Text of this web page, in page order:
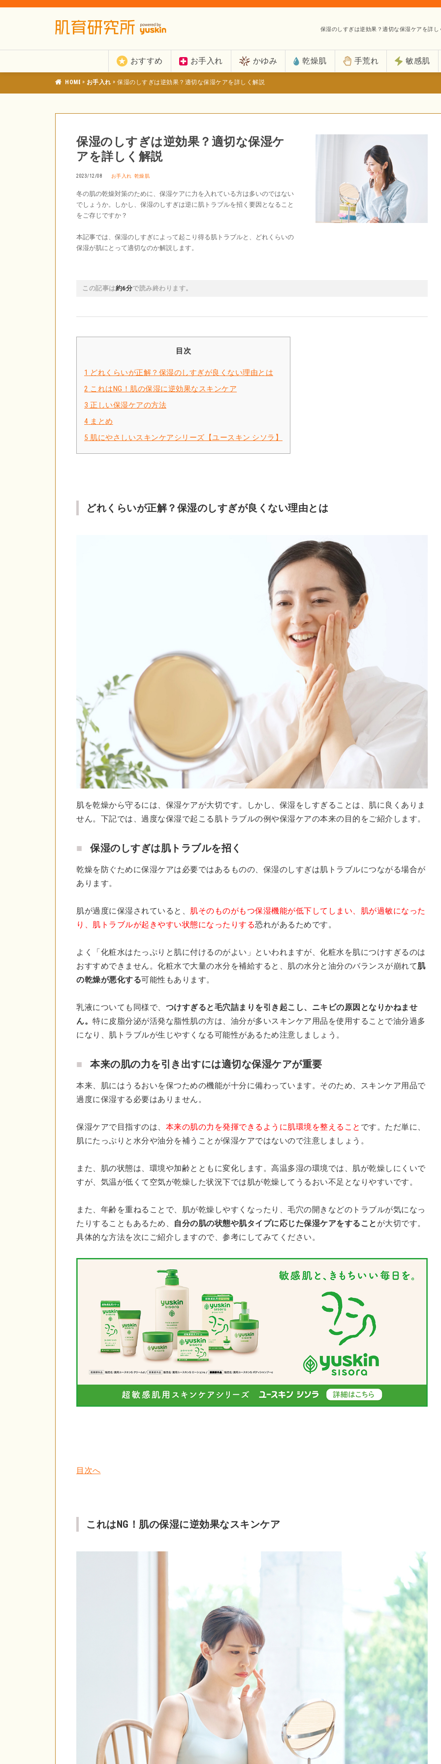
保湿のしすぎは逆効果？適切な保湿ケアを詳し
おすすめ お手入れ かゆみ 乾燥肌 手荒れ 敏感肌
肌育研究所
» お手入れ »保湿のしすぎは逆効果？適切な保湿ケアを詳しく解説
保湿のしすぎは逆効果？適切な保湿ケ
アを詳しく解説
2023/12/08 お手入れ 乾燥肌
冬の肌の乾燥対策のために、保湿ケアに力を入れている方は多いのではない
でしょうか。しかし、保湿のしすぎは逆に肌トラブルを招く要因となること
をご存じですか？
本記事では、保湿のしすぎによって起こり得る肌トラブルと、どれくらいの
保湿が肌にとって適切なのか解説します。
この記事は約6分で読み終わります。
目次
1 どれくらいが正解？保湿のしすぎが良くない理由とは
2 これはNG！肌の保湿に逆効果なスキンケア
3 正しい保湿ケアの方法
4 まとめ
5 肌にやさしいスキンケアシリーズ【ユースキン シソラ】
どれくらいが正解？保湿のしすぎが良くない理由とは
肌を乾燥から守るには、保湿ケアが大切です。しかし、保湿をしすぎることは、肌に良くありま
せん。下記では、過度な保湿で起こる肌トラブルの例や保湿ケアの本来の目的をご紹介します。
保湿のしすぎは肌トラブルを招く
乾燥を防ぐために保湿ケアは必要ではあるものの、保湿のしすぎは肌トラブルにつながる場合が
あります。
肌が過度に保湿されていると、 肌そのものがもつ保湿機能が低下してしまい、肌が過敏になった
り、肌トラブルが起きやすい状態になったりする恐れがあるためです。
よく「化粧水はたっぷりと肌に付けるのがよい」といわれますが、化粧水を肌につけすぎるのは
おすすめできません。化粧水で大量の水分を補給すると、肌の水分と油分のバランスが崩れて肌
の乾燥が悪化する可能性もあります。
乳液についても同様で、 つけすぎると毛穴詰まりを引き起こし、ニキビの原因となりかねませ
ん。 特に皮脂分泌が活発な脂性肌の方は、油分が多いスキンケア用品を使用することで油分過多
になり、肌トラブルが生じやすくなる可能性があるため注意しましょう。
本来の肌の力を引き出すには適切な保湿ケアが重要
本来、肌にはうるおいを保つための機能が十分に備わっています。そのため、スキンケア用品で
過度に保湿する必要はありません。
保湿ケアで目指すのは、 本来の肌の力を発揮できるように肌環境を整えること です。ただ単に、
肌にたっぷりと水分や油分を補うことが保湿ケアではないので注意しましょう。
また、肌の状態は、環境や加齢とともに変化します。高温多湿の環境では、肌が乾燥しにくいで
すが、気温が低くて空気が乾燥した状況下では肌が乾燥してうるおい不足となりやすいです。
また、年齢を重ねることで、肌が乾燥しやすくなったり、毛穴の開きなどのトラブルが気になっ
たりすることもあるため、
自分の肌の状態や肌タイプに応じた保湿ケアをすること が大切です。
具体的な方法を次にご紹介しますので、参考にしてみてください。
目次へ
これはNG！肌の保湿に逆効果なスキンケア